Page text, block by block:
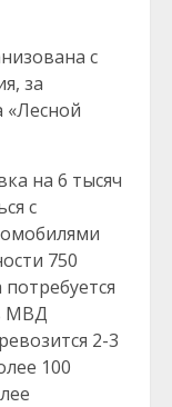
с
за
«Лесной
на 6 тысяч
с
750
МВД
2-3
100